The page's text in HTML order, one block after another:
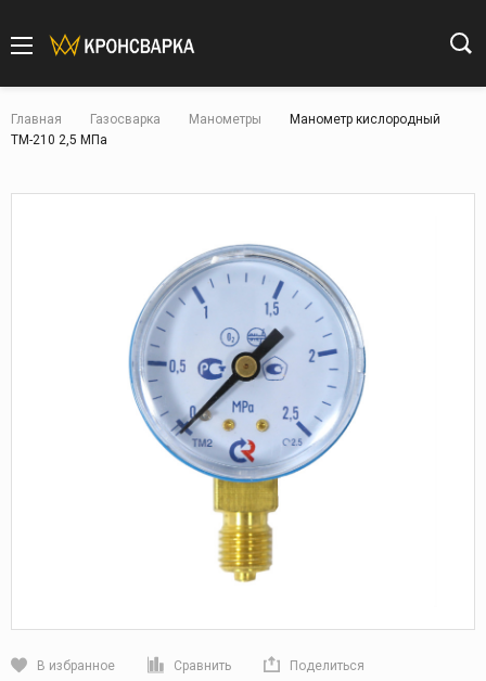
Главная Газосварка Манометры
Манометр кислородный
ТМ-210 2,5 МПа
В избранное Сравнить Поделиться